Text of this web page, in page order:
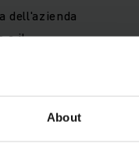
About
dell'azienda
e il